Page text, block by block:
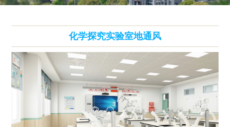
化学探究实验室地通风